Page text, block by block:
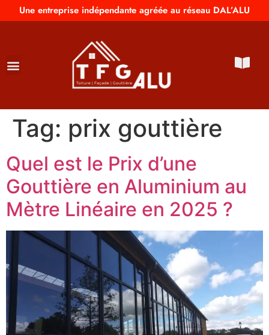
Une entreprise indépendante agréée au réseau DAL’ALU
Tag: prix gouttière
Quel est le Prix d’une
Gouttière en Aluminium au
Mètre Linéaire en 2025 ?